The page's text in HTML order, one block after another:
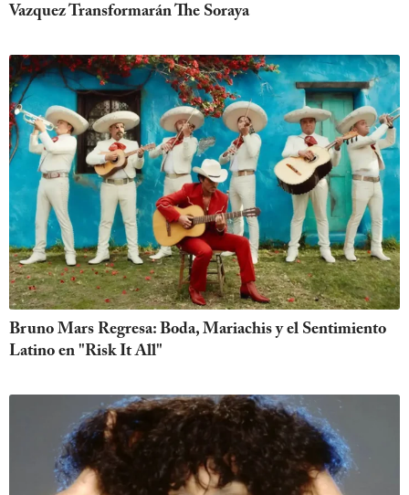
Vazquez Transformarán The Soraya
Bruno Mars Regresa: Boda, Mariachis y el Sentimiento
Latino en "Risk It All"